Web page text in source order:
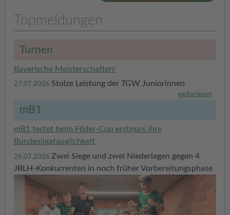
Topmeldungen
Turnen
Bayerische Meisterschaften!
27.07.2026 Stolze Leistung der TGW Juniorinnen
weiterlesen
mB1
mB1 testet beim Filder-Cup erstmals ihre
Bundesligatauglichkeit
26.07.2026 Zwei Siege und zwei Niederlagen gegen 4
JBLH-Konkurrenten in noch früher Vorbereitungsphase